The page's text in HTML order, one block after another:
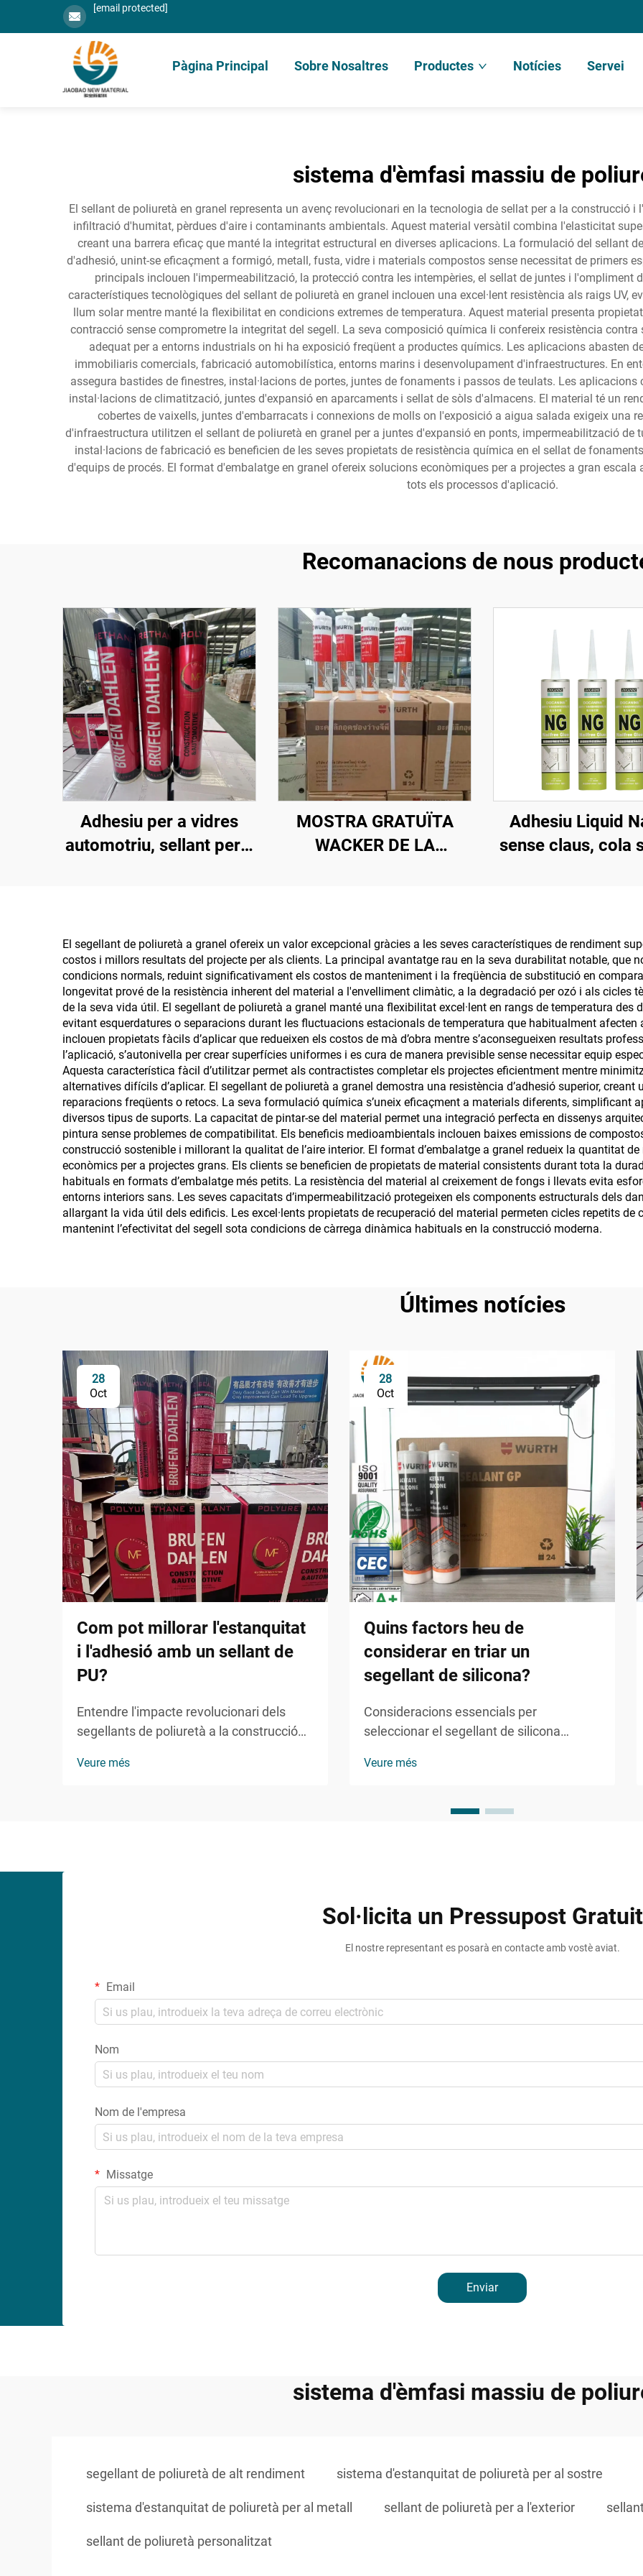
[email protected]
Pàgina Principal Sobre Nosaltres Productes Notícies Servei
sistema d'èmfasi massiu de
El sellant de poliuretà en granel representa un avenç revolucionari en la tecnologia de sellat per a la construcció
infiltració d'humitat, pèrdues d'aire i contaminants ambientals. Aquest material versàtil combina l'elasticitat
creant una barrera eficaç que manté la integritat estructural en diverses aplicacions. La formulació del sellant
d'adhesió, unint-se eficaçment a formigó, metall, fusta, vidre i materials compostos sense necessitat de primers
principals inclouen l'impermeabilització, la protecció contra les intempèries, el sellat de juntes i l'ompliment
característiques tecnològiques del sellant de poliuretà en granel inclouen una excel·lent resistència als raigs UV,
llum solar mentre manté la flexibilitat en condicions extremes de temperatura. Aquest material presenta
contracció sense comprometre la integritat del segell. La seva composició química li confereix resistència
adequat per a entorns industrials on hi ha exposició freqüent a productes químics. Les aplicacions abasten
immobiliaris comercials, fabricació automobilística, entorns marins i desenvolupament d'infraestructures. En
assegura bastides de finestres, instal·lacions de portes, juntes de fonaments i passos de teulats. Les
instal·lacions de climatització, juntes d'expansió en aparcaments i sellat de sòls d'almacens. El material té un
cobertes de vaixells, juntes d'embarracats i connexions de molls on l'exposició a aigua salada exigeix una
d'infraestructura utilitzen el sellant de poliuretà en granel per a juntes d'expansió en ponts, impermeabilització
instal·lacions de fabricació es beneficien de les seves propietats de resistència química en el sellat de
d'equips de procés. El format d'embalatge en granel ofereix solucions econòmiques per a projectes a gran
tots els processos d'aplicació.
Recomanacions de nous
Adhesiu per a vidres
automotriu, sellant per a
300 ml
MOSTRA GRATUÏTA
WACKER DE LA
TRANSPARENT BARAT,
PREU BAIX, ADHESIU
PER A CONSTRUCCIÓ
Adhesiu Liquid
sense claus, cola
El segellant de poliuretà a granel ofereix un valor excepcional gràcies a les seves característiques de rendiment
costos i millors resultats del projecte per als clients. La principal avantatge rau en la seva durabilitat notable, que
condicions normals, reduint significativament els costos de manteniment i la freqüència de substitució en
longevitat prové de la resistència inherent del material a l'envelliment climàtic, a la degradació per ozó i als cicles
de la seva vida útil. El segellant de poliuretà a granel manté una flexibilitat excel·lent en rangs de temperatura
evitant esquerdatures o separacions durant les fluctuacions estacionals de temperatura que habitualment
inclouen propietats fàcils d’aplicar que redueixen els costos de mà d’obra mentre s’aconsegueixen resultats
l’aplicació, s’autonivella per crear superfícies uniformes i es cura de manera previsible sense necessitar equip
Aquesta característica fàcil d’utilitzar permet als contractistes completar els projectes eficientment mentre
alternatives difícils d’aplicar. El segellant de poliuretà a granel demostra una resistència d’adhesió superior,
reparacions freqüents o retocs. La seva formulació química s’uneix eficaçment a materials diferents, simplificant
diversos tipus de suports. La capacitat de pintar-se del material permet una integració perfecta en dissenys
pintura sense problemes de compatibilitat. Els beneficis medioambientals inclouen baixes emissions de
construcció sostenible i millorant la qualitat de l’aire interior. El format d’embalatge a granel redueix la quantitat
econòmics per a projectes grans. Els clients se beneficien de propietats de material consistents durant tota la
habituals en formats d’embalatge més petits. La resistència del material al creixement de fongs i llevats evita
entorns interiors sans. Les seves capacitats d’impermeabilització protegeixen els components estructurals dels
allargant la vida útil dels edificis. Les excel·lents propietats de recuperació del material permeten cicles repetits
mantenint l’efectivitat del segell sota condicions de càrrega dinàmica habituals en la construcció moderna.
Últimes notícies
28
Oct
Com pot millorar l'estanquitat
i l'adhesió amb un sellant de
PU?
Entendre l'impacte revolucionari dels
segellants de poliuretà a la construcció
manteniment ha presenciat grans
Veure més
28
Oct
Quins factors heu de
considerar en triar un
segellant de silicona?
Consideracions essencials per
seleccionar el segellant de silicona
adequat per al vostre projecte pot marcar
professional i un possible fracàs costós.
Veure més
Sol·licita un Pressupost Gratuit
El nostre representant es posarà en contacte amb vostè aviat.
Email
Nom
Nom de l'empresa
Missatge
Enviar
sistema d'èmfasi massiu de
segellant de poliuretà de alt rendiment sistema d'estanquitat de poliuretà per al sostre
sistema d'estanquitat de poliuretà per al metall sellant de poliuretà per a l'exterior
sellant de poliuretà personalitzat